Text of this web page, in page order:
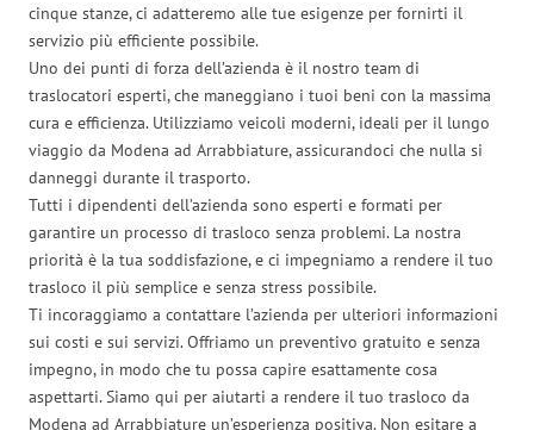
cinque stanze, ci adatteremo alle tue esigenze per fornirti il
servizio più efficiente possibile.
Uno dei punti di forza dell’azienda è il nostro team di
traslocatori esperti, che maneggiano i tuoi beni con la massima
cura e efficienza. Utilizziamo veicoli moderni, ideali per il lungo
viaggio da Modena ad Arrabbiature, assicurandoci che nulla si
danneggi durante il trasporto.
Tutti i dipendenti dell’azienda sono esperti e formati per
garantire un processo di trasloco senza problemi. La nostra
priorità è la tua soddisfazione, e ci impegniamo a rendere il tuo
trasloco il più semplice e senza stress possibile.
Ti incoraggiamo a contattare l’azienda per ulteriori informazioni
sui costi e sui servizi. Offriamo un preventivo gratuito e senza
impegno, in modo che tu possa capire esattamente cosa
aspettarti. Siamo qui per aiutarti a rendere il tuo trasloco da
Modena ad Arrabbiature un’esperienza positiva. Non esitare a